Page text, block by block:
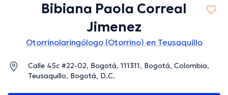
Bibiana Paola Correal
Jimenez
Otorrinolaringólogo (Otorrino) en Teusaquillo
Calle 45c #22-02, Bogotá, 111311, Bogotá, Colombia,
Teusaquillo, Bogotá, D.C.